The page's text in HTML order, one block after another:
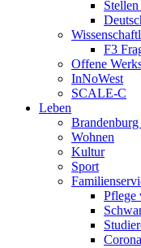
F3
Offene
InNoWest
SCALE-C
Leben
Wohnen
Kultur
Sport
Pflege
Corona